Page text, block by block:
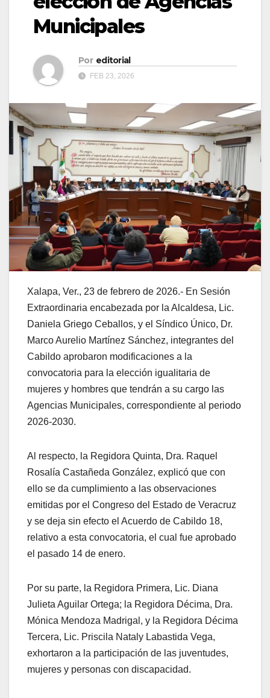
Municipales
Por editorial
FEB 23, 2026
Xalapa, Ver., 23 de febrero de 2026.- En Sesión
Extraordinaria encabezada por la Alcaldesa, Lic.
Daniela Griego Ceballos, y el Síndico Único, Dr.
Marco Aurelio Martínez Sánchez, integrantes del
Cabildo aprobaron modificaciones a la
convocatoria para la elección igualitaria de
mujeres y hombres que tendrán a su cargo las
Agencias Municipales, correspondiente al periodo
2026-2030.
Al respecto, la Regidora Quinta, Dra. Raquel
Rosalía Castañeda González, explicó que con
ello se da cumplimiento a las observaciones
emitidas por el Congreso del Estado de Veracruz
y se deja sin efecto el Acuerdo de Cabildo 18,
relativo a esta convocatoria, el cual fue aprobado
el pasado 14 de enero.
Por su parte, la Regidora Primera, Lic. Diana
Julieta Aguilar Ortega; la Regidora Décima, Dra.
Mónica Mendoza Madrigal, y la Regidora Décima
Tercera, Lic. Priscila Nataly Labastida Vega,
exhortaron a la participación de las juventudes,
mujeres y personas con discapacidad.